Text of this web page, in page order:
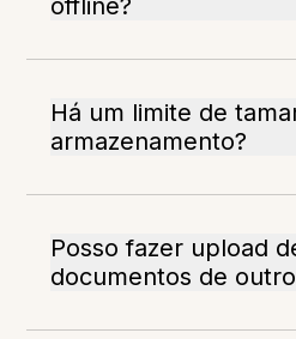
offline?
Há um limite de
armazenamento?
Posso fazer upload
documentos de